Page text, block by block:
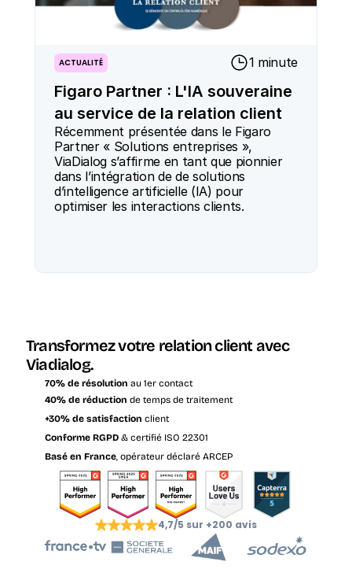
Figaro Partner : L'IA souveraine
au service de la relation client
ACTUALITÉ 1 minute
Récemment présentée dans le Figaro
Partner « Solutions entreprises »,
ViaDialog s’affirme en tant que pionnier
dans l’intégration de de solutions
d’intelligence artificielle (IA) pour
optimiser les interactions clients.
Transformez votre relation client avec
Viadialog.
70% de résolution au 1er contact
40% de réduction de temps de traitement
+30% de satisfaction client
Conforme RGPD & certifié ISO 22301
Basé en France, opérateur déclaré ARCEP
4,7/5 sur +200 avis